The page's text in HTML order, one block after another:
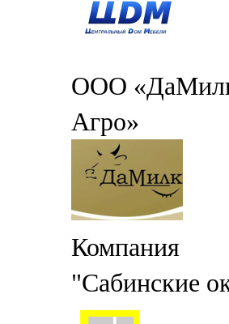
ООО
Агро»
Компания
"Сабинские